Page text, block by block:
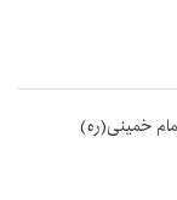
خمینی(ره)